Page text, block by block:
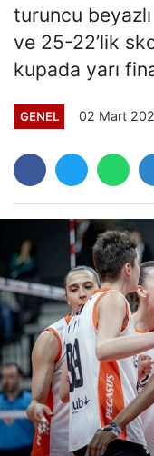
turuncu
ve 25-22’lik
kupada yarı
GENEL 02 Mart